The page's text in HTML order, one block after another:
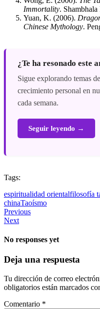
Immortality.
Yuan, K. (2006).
Chinese Mythology.
¿Te ha resonado este
Sigue explorando temas
crecimiento personal en
cada semana.
Seguir leyendo →
Tags:
espiritualidad orientalfilosofía
chinaTaoísmo
Previous
Next
No responses yet
Deja una respuesta
Tu dirección de correo
obligatorios están marcados
Comentario *